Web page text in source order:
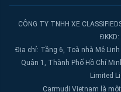
CÔNG TY TNHH XE
Địa chỉ: Tầng 6, Toà nhà Mê
Quận 1, Thành Phố Hồ Chí
Limited
Carmudi Vietnam là